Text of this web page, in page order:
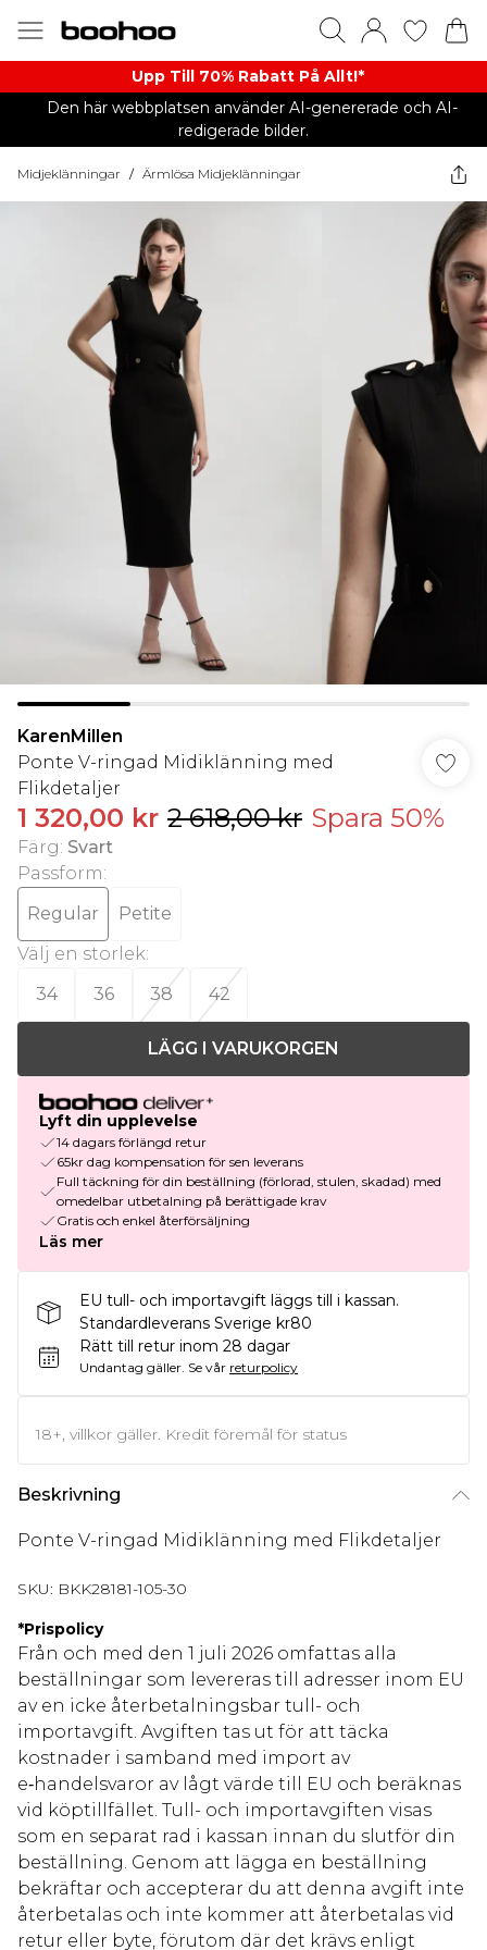
Upp Till 70% Rabatt På Allt!*
Den här webbplatsen använder AI-genererade och AI-
redigerade bilder.
Midjeklänningar / Ärmlösa Midjeklänningar
KarenMillen
Ponte V-ringad Midiklänning med
Flikdetaljer
1 320,00 kr 2 618,00 kr Spara 50%
Färg: Svart
Passform:
Regular
Petite
Välj en storlek:
34
36 38 42
LÄGG I VARUKORGEN
Lyft din upplevelse
14 dagars förlängd retur
65kr dag kompensation för sen leverans
Full täckning för din beställning (förlorad, stulen, skadad) med
omedelbar utbetalning på berättigade krav
Gratis och enkel återförsäljning
Läs mer
EU tull- och importavgift läggs till i kassan.
Standardleverans Sverige kr80
Rätt till retur inom 28 dagar
Undantag gäller. Se vår returpolicy
18+, villkor gäller. Kredit föremål för status
Beskrivning
Ponte V-ringad Midiklänning med Flikdetaljer
SKU: BKK28181-105-30
*Prispolicy
Från och med den 1 juli 2026 omfattas alla
beställningar som levereras till adresser inom EU
av en icke återbetalningsbar tull- och
importavgift. Avgiften tas ut för att täcka
kostnader i samband med import av
e‑handelsvaror av lågt värde till EU och beräknas
vid köptillfället. Tull- och importavgiften visas
som en separat rad i kassan innan du slutför din
beställning. Genom att lägga en beställning
bekräftar och accepterar du att denna avgift inte
återbetalas och inte kommer att återbetalas vid
retur eller byte, förutom där det krävs enligt